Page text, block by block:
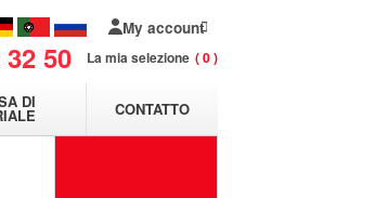
50
My account
La mia selezione 0
DI CONTATTO